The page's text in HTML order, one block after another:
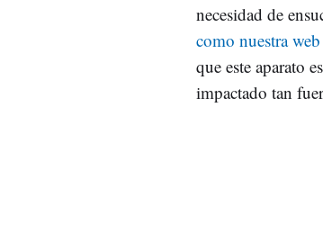
necesidad de
como nuestra
que este aparato
impactado tan